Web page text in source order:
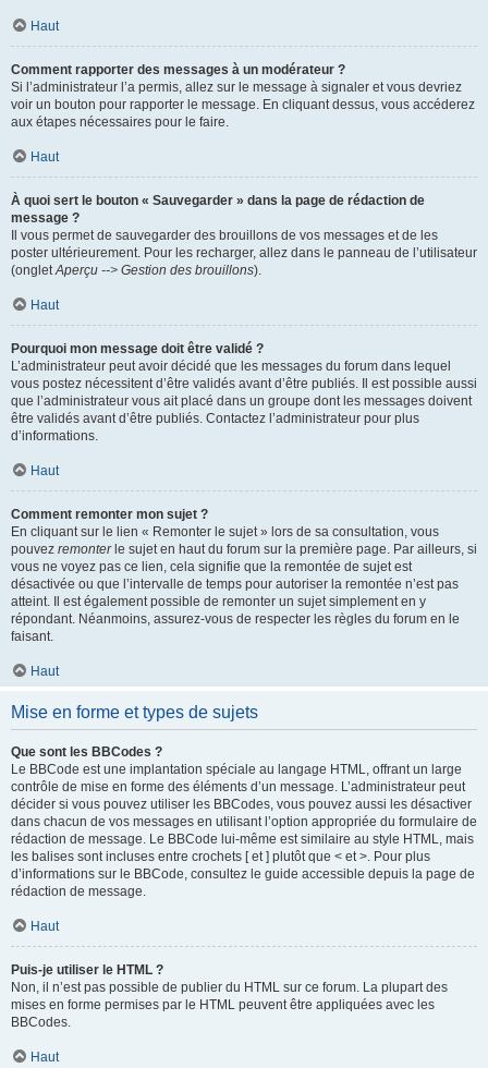
Haut
Comment rapporter des messages à un modérateur ?
Si l’administrateur l’a permis, allez sur le message à signaler et vous devriez
voir un bouton pour rapporter le message. En cliquant dessus, vous accéderez
aux étapes nécessaires pour le faire.
Haut
À quoi sert le bouton « Sauvegarder » dans la page de rédaction de
message ?
Il vous permet de sauvegarder des brouillons de vos messages et de les
poster ultérieurement. Pour les recharger, allez dans le panneau de l’utilisateur
(ongletAperçu --> Gestion des brouillons).
Haut
Pourquoi mon message doit être validé ?
L’administrateur peut avoir décidé que les messages du forum dans lequel
vous postez nécessitent d’être validés avant d’être publiés. Il est possible aussi
que l’administrateur vous ait placé dans un groupe dont les messages doivent
être validés avant d’être publiés. Contactez l’administrateur pour plus
d’informations.
Haut
Comment remonter mon sujet ?
En cliquant sur le lien « Remonter le sujet » lors de sa consultation, vous
pouvez remonterle sujet en haut du forum sur la première page. Par ailleurs, si
vous ne voyez pas ce lien, cela signifie que la remontée de sujet est
désactivée ou que l’intervalle de temps pour autoriser la remontée n’est pas
atteint. Il est également possible de remonter un sujet simplement en y
répondant. Néanmoins, assurez-vous de respecter les règles du forum en le
faisant.
Haut
Mise en forme et types de sujets
Que sont les BBCodes ?
Le BBCode est une implantation spéciale au langage HTML, offrant un large
contrôle de mise en forme des éléments d’un message. L’administrateur peut
décider si vous pouvez utiliser les BBCodes, vous pouvez aussi les désactiver
dans chacun de vos messages en utilisant l’option appropriée du formulaire de
rédaction de message. Le BBCode lui-même est similaire au style HTML, mais
les balises sont incluses entre crochets [ et ] plutôt que < et >. Pour plus
d’informations sur le BBCode, consultez le guide accessible depuis la page de
rédaction de message.
Haut
Puis-je utiliser le HTML ?
Non, il n’est pas possible de publier du HTML sur ce forum. La plupart des
mises en forme permises par le HTML peuvent être appliquées avec les
BBCodes.
Haut